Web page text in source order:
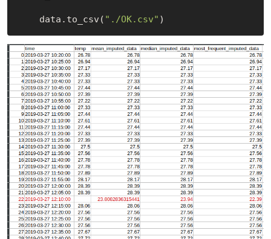
    data.to_csv(
"./OK.csv"